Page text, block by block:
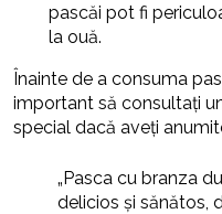
pascăi pot fi
la ouă.
Înainte de a consuma
important să consultați
special dacă aveți
„Pasca cu branza
delicios și sănătos,